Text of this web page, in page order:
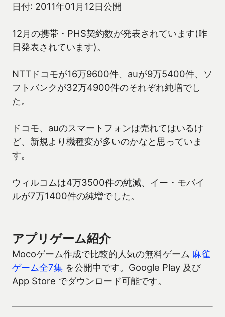
日付: 2011年01月12日公開
12月の携帯・PHS契約数が発表されています(昨
日発表されています)。
NTTドコモが16万9600件、auが9万5400件、ソ
フトバンクが32万4900件のそれぞれ純増でし
た。
ドコモ、auのスマートフォンは売れてはいるけ
ど、新規より機種変が多いのかなと思っていま
す。
ウィルコムは4万3500件の純減、イー・モバイ
ルが7万1400件の純増でした。
アプリゲーム紹介
Mocoゲーム作成で比較的人気の無料ゲーム 麻雀
ゲーム全7集 を公開中です。Google Play 及び
App Store でダウンロード可能です。